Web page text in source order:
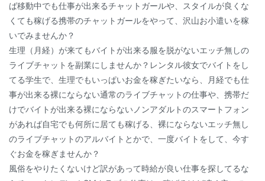
ば移動中でも仕事が出来るチャットガールや、スタイルが良くな
くても稼げる携帯のチャットガールをやって、沢山お小遣いを稼
いでみませんか？
生理（月経）が来てもバイトが出来る服を脱がないエッチ無しの
ライブチャットを副業にしませんか？レンタル彼女でバイトをし
てる学生で、生理でもいっぱいお金を稼ぎたいなら、月経でも仕
事が出来る裸にならない通常のライブチャットの仕事や、携帯だ
けでバイトが出来る裸にならないノンアダルトのスマートフォン
があれば自宅でも何所に居ても稼げる、裸にならないエッチ無し
のライブチャットのアルバイトとかで、一度バイトをして、今す
ぐお金を稼ぎませんか？
風俗をやりたくないけど訳があって時給が良い仕事を探してるな